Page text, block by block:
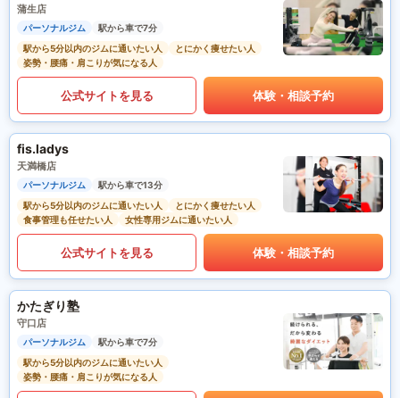
蒲生店
パーソナルジム
駅から車で7分
駅から5分以内のジムに通いたい人
とにかく痩せたい人
姿勢・腰痛・肩こりが気になる人
公式サイトを見る 体験・相談予約
fis.ladys
天満橋店
パーソナルジム
駅から車で13分
駅から5分以内のジムに通いたい人
とにかく痩せたい人
食事管理も任せたい人
女性専用ジムに通いたい人
公式サイトを見る 体験・相談予約
かたぎり塾
守口店
パーソナルジム
駅から車で7分
駅から5分以内のジムに通いたい人
姿勢・腰痛・肩こりが気になる人